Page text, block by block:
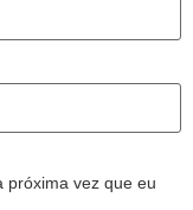
próxima vez que eu